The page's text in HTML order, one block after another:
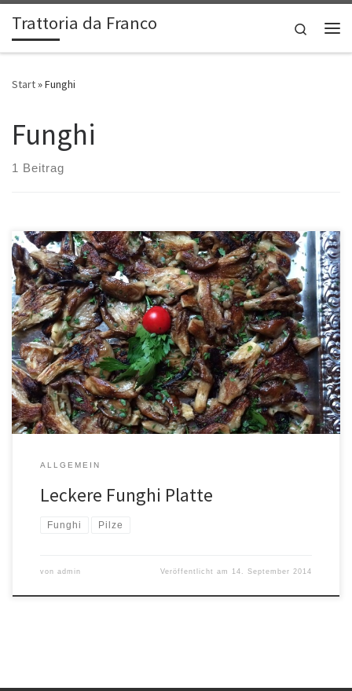
Zum Inhalt springen
Trattoria da Franco
Search
Start»Funghi
Funghi
1 Beitrag
ALLGEMEIN
Leckere Funghi Platte
Funghi Pilze
von admin Veröffentlicht am 14. September 2014